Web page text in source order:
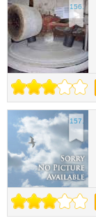
156.
157.